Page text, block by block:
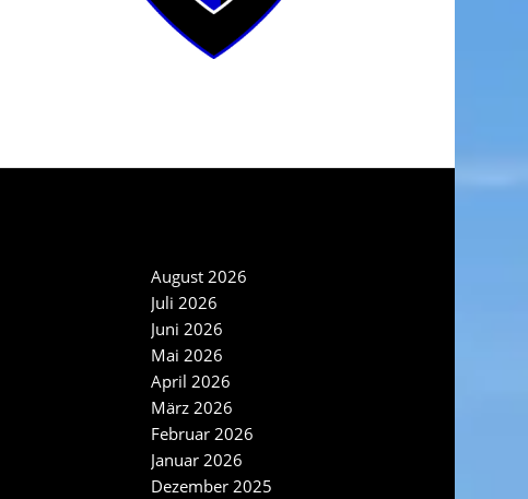
August 2026
Juli 2026
Juni 2026
Mai 2026
April 2026
März 2026
Februar 2026
Januar 2026
Dezember 2025